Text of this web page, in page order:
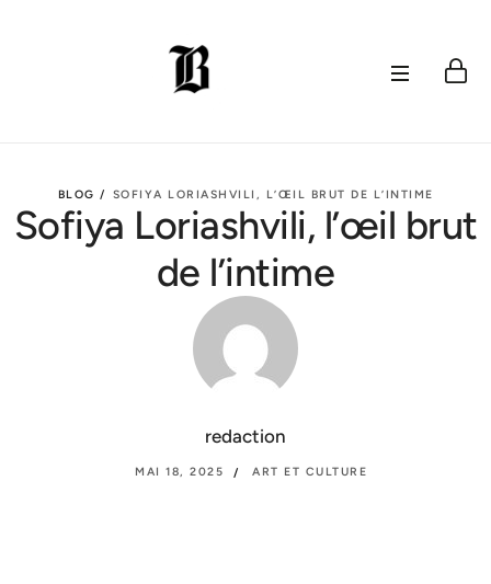
BLOG / SOFIYA LORIASHVILI, L’ŒIL BRUT DE L’INTIME
Sofiya Loriashvili, l’œil brut
de l’intime
redaction
MAI 18, 2025 ART ET CULTURE